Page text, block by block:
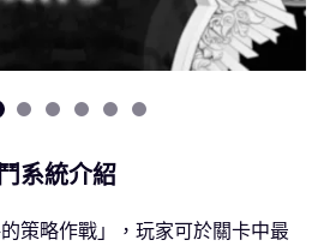
系統介紹
策略作戰」，玩家可於關卡中最